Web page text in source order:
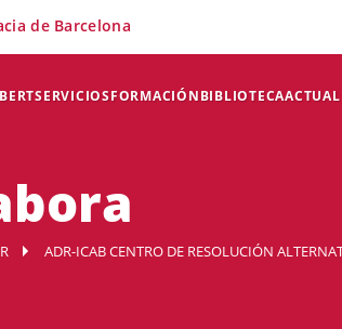
SERVICIOSFORMACIÓNBIBLIOTECA
de Barcelona
ADR-ICAB CENTRO DE RESOLUCIÓN